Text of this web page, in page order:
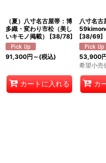
（夏）八寸名古屋帯：博
多織・変わり市松（美し
いキモノ掲載）
[38/78]
91,300円 ～ (税込)
カートに入れる
八寸名古
[38/69]
53,900
希望小売
カ